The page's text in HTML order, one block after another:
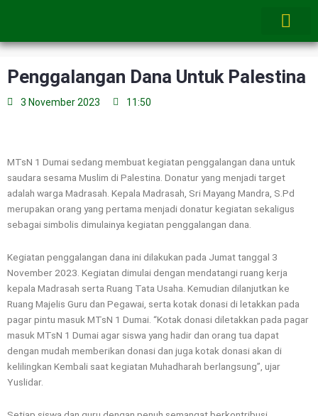
Penggalangan Dana Untuk Palestina
3 November 2023 11:50
MTsN 1 Dumai sedang membuat kegiatan penggalangan dana untuk
saudara sesama Muslim di Palestina. Donatur yang menjadi target
adalah warga Madrasah. Kepala Madrasah, Sri Mayang Mandra, S.Pd
merupakan orang yang pertama menjadi donatur kegiatan sekaligus
sebagai simbolis dimulainya kegiatan penggalangan dana.
Kegiatan penggalangan dana ini dilakukan pada Jumat tanggal 3
November 2023. Kegiatan dimulai dengan mendatangi ruang kerja
kepala Madrasah serta Ruang Tata Usaha. Kemudian dilanjutkan ke
Ruang Majelis Guru dan Pegawai, serta kotak donasi di letakkan pada
pagar pintu masuk MTsN 1 Dumai. “Kotak donasi diletakkan pada pagar
masuk MTsN 1 Dumai agar siswa yang hadir dan orang tua dapat
dengan mudah memberikan donasi dan juga kotak donasi akan di
kelilingkan Kembali saat kegiatan Muhadharah berlangsung”, ujar
Yuslidar.